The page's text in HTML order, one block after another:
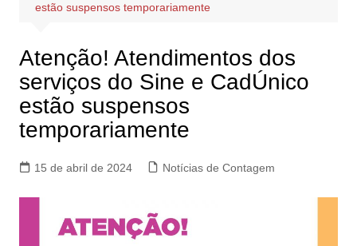
estão suspensos temporariamente
Atenção! Atendimentos dos
serviços do Sine e CadÚnico
estão suspensos
temporariamente
15 de abril de 2024 Notícias de Contagem